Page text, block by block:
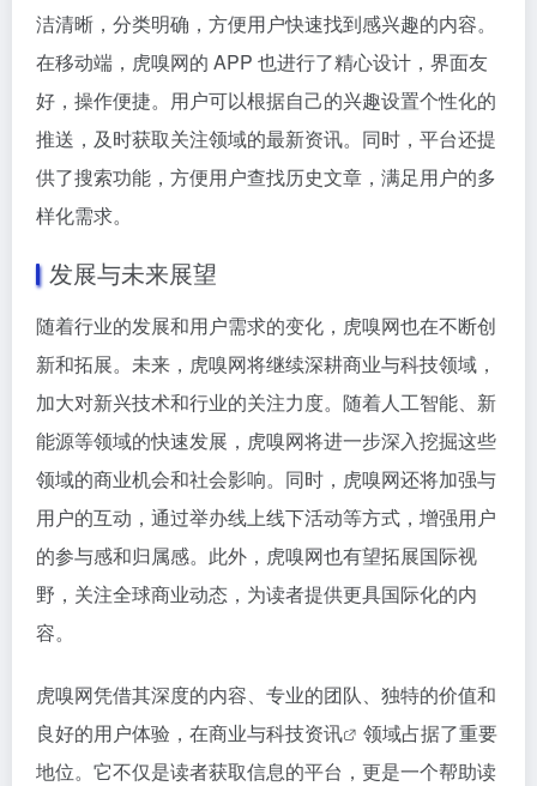
洁清晰，分类明确，方便用户快速找到感兴趣的内容。
在移动端，虎嗅网的 APP 也进行了精心设计，界面友
好，操作便捷。用户可以根据自己的兴趣设置个性化的
推送，及时获取关注领域的最新资讯。同时，平台还提
供了搜索功能，方便用户查找历史文章，满足用户的多
样化需求。
发展与未来展望
随着行业的发展和用户需求的变化，虎嗅网也在不断创
新和拓展。未来，虎嗅网将继续深耕商业与科技领域，
加大对新兴技术和行业的关注力度。随着人工智能、新
能源等领域的快速发展，虎嗅网将进一步深入挖掘这些
领域的商业机会和社会影响。同时，虎嗅网还将加强与
用户的互动，通过举办线上线下活动等方式，增强用户
的参与感和归属感。此外，虎嗅网也有望拓展国际视
野，关注全球商业动态，为读者提供更具国际化的内
容。
虎嗅网凭借其深度的内容、专业的团队、独特的价值和
良好的用户体验，在商业与科技资讯
领域占据了重要
地位。它不仅是读者获取信息的平台，更是一个帮助读